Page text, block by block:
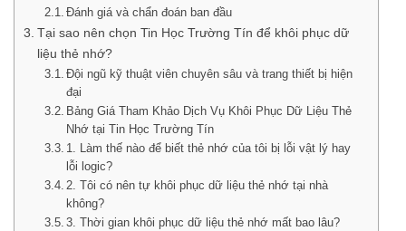
Đánh giá và chẩn đoán ban đầu
Tại sao nên chọn Tin Học Trường Tín để khôi phục dữ
liệu thẻ nhớ?
Đội ngũ kỹ thuật viên chuyên sâu và trang thiết bị hiện
đại
Bảng Giá Tham Khảo Dịch Vụ Khôi Phục Dữ Liệu Thẻ
Nhớ tại Tin Học Trường Tín
1. Làm thế nào để biết thẻ nhớ của tôi bị lỗi vật lý hay
lỗi logic?
2. Tôi có nên tự khôi phục dữ liệu thẻ nhớ tại nhà
không?
3. Thời gian khôi phục dữ liệu thẻ nhớ mất bao lâu?